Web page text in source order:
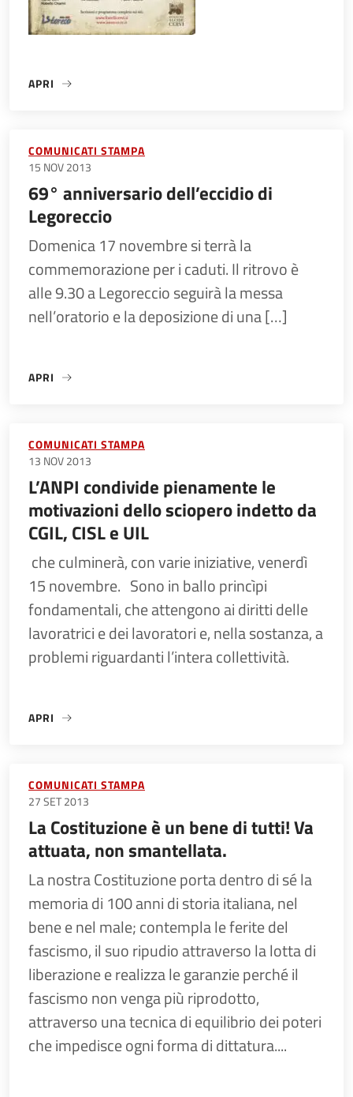
APRI
«WINTER SCHOOL 3.0 – UNA NUOVA NARRAZIONE PER LA
COMUNICATI STAMPA
15 NOV 2013
69° anniversario dell’eccidio di
Legoreccio
Domenica 17 novembre si terrà la
commemorazione per i caduti. Il ritrovo è
alle 9.30 a Legoreccio seguirà la messa
nell’oratorio e la deposizione di una […]
APRI
«69° ANNIVERSARIO DELL’ECCIDIO DI LEGORECCIO»
COMUNICATI STAMPA
13 NOV 2013
L’ANPI condivide pienamente le
motivazioni dello sciopero indetto da
CGIL, CISL e UIL
che culminerà, con varie iniziative, venerdì
15 novembre. Sono in ballo princìpi
fondamentali, che attengono ai diritti delle
lavoratrici e dei lavoratori e, nella sostanza, a
problemi riguardanti l’intera collettività.
APRI
«L’ANPI CONDIVIDE PIENAMENTE LE MOTIVAZIONI DELLO
COMUNICATI STAMPA
27 SET 2013
La Costituzione è un bene di tutti! Va
attuata, non smantellata.
La nostra Costituzione porta dentro di sé la
memoria di 100 anni di storia italiana, nel
bene e nel male; contempla le ferite del
fascismo, il suo ripudio attraverso la lotta di
liberazione e realizza le garanzie perché il
fascismo non venga più riprodotto,
attraverso una tecnica di equilibrio dei poteri
che impedisce ogni forma di dittatura....